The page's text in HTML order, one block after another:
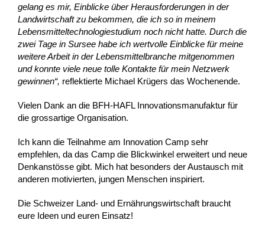
gelang es mir, Einblicke über Herausforderungen in der
Landwirtschaft zu bekommen, die ich so in meinem
Lebensmitteltechnologiestudium noch nicht hatte. Durch die
zwei Tage in Sursee habe ich wertvolle Einblicke für meine
weitere Arbeit in der Lebensmittelbranche mitgenommen
und konnte viele neue tolle Kontakte für mein Netzwerk
gewinnen“, reflektierte Michael Krügers das Wochenende.
Vielen Dank an die BFH-HAFL Innovationsmanufaktur für
die grossartige Organisation.
Ich kann die Teilnahme am Innovation Camp sehr
empfehlen, da das Camp die Blickwinkel erweitert und neue
Denkanstösse gibt. Mich hat besonders der Austausch mit
anderen motivierten, jungen Menschen inspiriert.
Die Schweizer Land- und Ernährungswirtschaft braucht
eure Ideen und euren Einsatz!